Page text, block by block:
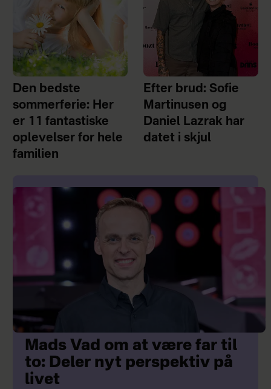
Den bedste
sommerferie: Her
er 11 fantastiske
oplevelser for hele
familien
Efter brud: Sofie
Martinusen og
Daniel Lazrak har
datet i skjul
Mads Vad om at være far til
to: Deler nyt perspektiv på
livet